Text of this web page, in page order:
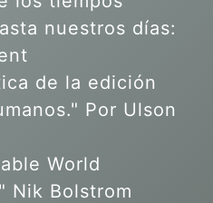
nuestros días:
de la edición
Por Ulson
World
Nik Bolstrom